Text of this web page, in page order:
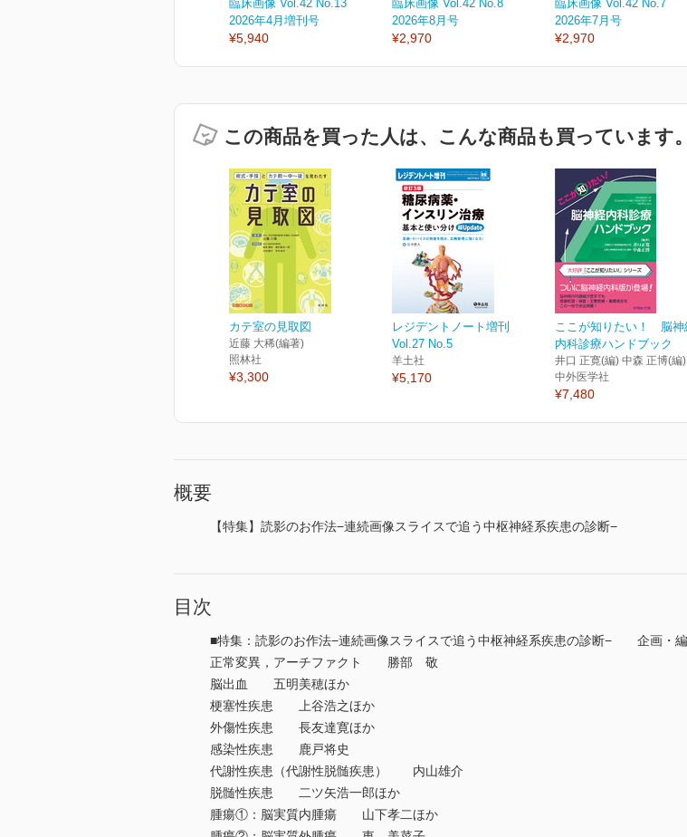
臨床画像 Vol.42 No.13
2026年4月増刊号
¥5,940
臨床画像 Vol.42 No.8
2026年8月号
¥2,970
臨床画像 Vol.42 No.7
2026年7月号
¥2,970
この商品を買った人は、こんな商品も買っています。
カテ室の見取図
近藤 大稀(編著)
照林社
¥3,300
レジデントノート増刊
Vol.27 No.5
羊土社
¥5,170
ここが知りたい！ 脳神
内科診療ハンドブック
井口 正寛(編) 中森 正博(編)
中外医学社
¥7,480
概要
【特集】読影のお作法−連続画像スライスで追う中枢神経系疾患の診断−
目次
■特集：読影のお作法−連続画像スライスで追う中枢神経系疾患の診断− 企画・
正常変異，アーチファクト 勝部 敬
脳出血 五明美穂ほか
梗塞性疾患 上谷浩之ほか
外傷性疾患 長友達寛ほか
感染性疾患 鹿戸将史
代謝性疾患（代謝性脱髄疾患） 内山雄介
脱髄性疾患 二ツ矢浩一郎ほか
腫瘍①：脳実質内腫瘍 山下孝二ほか